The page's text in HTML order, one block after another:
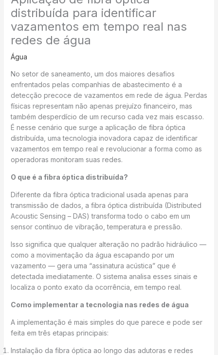
distribuída para identificar
vazamentos em tempo real nas
redes de água
Água
No setor de saneamento, um dos maiores desafios
enfrentados pelas companhias de abastecimento é a
detecção precoce de vazamentos em rede de água. Perdas
físicas representam não apenas prejuízo financeiro, mas
também desperdício de um recurso cada vez mais escasso.
É nesse cenário que surge a aplicação de fibra óptica
distribuída, uma tecnologia inovadora capaz de identificar
vazamentos em tempo real e revolucionar a forma como as
operadoras monitoram suas redes.
O que é a fibra óptica distribuída?
Diferente da fibra óptica tradicional usada apenas para
transmissão de dados, a fibra óptica distribuída (Distributed
Acoustic Sensing – DAS) transforma todo o cabo em um
sensor contínuo de vibração, temperatura e pressão.
Isso significa que qualquer alteração no padrão hidráulico —
como a movimentação da água escapando por um
vazamento — gera uma “assinatura acústica” que é
detectada imediatamente. O sistema analisa esses sinais e
localiza o ponto exato da ocorrência, em tempo real.
Como implementar a tecnologia nas redes de água
A implementação é mais simples do que parece e pode ser
feita em três etapas principais:
Instalação da fibra óptica ao longo das adutoras e redes